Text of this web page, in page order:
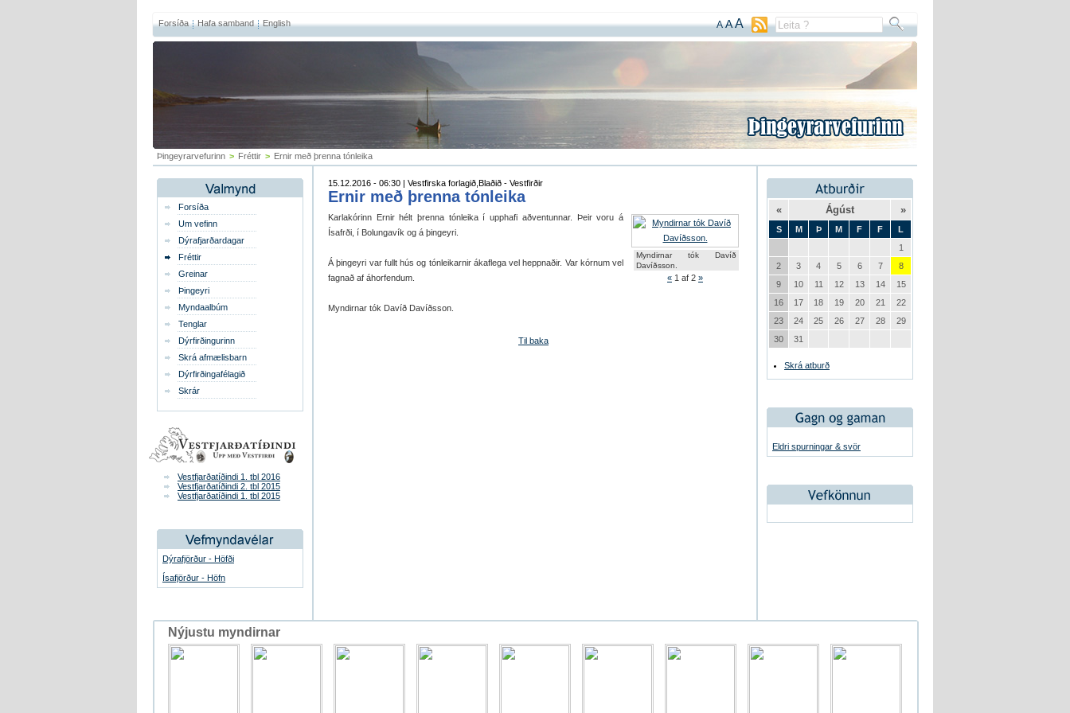
Forsíða Hafa samband English A AA
Þingeyrarvefurinn > Fréttir > Ernir með þrenna tónleika
Forsíða
Um vefinn
Dýrafjarðardagar
Fréttir
Greinar
Þingeyri
Myndaalbúm
Tenglar
Dýrfirðingurinn
Skrá afmælisbarn
Dýrfirðingafélagið
Skrár
Vestfjarðatíðindi 1. tbl 2016
Vestfjarðatíðindi 2. tbl 2015
Vestfjarðatíðindi 1. tbl 2015
Dýrafjörður - Höfði
Ísafjörður - Höfn
15.12.2016 - 06:30 | Vestfirska forlagið,Blaðið - Vestfirðir
Ernir með þrenna tónleika
Myndirnar tók Davíð
Davíðsson.
« 1 af 2 »
Karlakórinn Ernir hélt þrenna tónleika í upphafi aðventunnar. Þeir voru á
Ísafrði, í Bolungavík og á þingeyri.
Á þingeyri var fullt hús og tónleikarnir ákaflega vel heppnaðir. Var kórnum vel
fagnað af áhorfendum.
Myndirnar tók Davíð Davíðsson.
Til baka
« Ágúst »
S M Þ M F F
L
1
2
3 4 5 6 7
8
9
10 11 12 13 14
15
16
17 18 19 20 21
22
23
24 25 26 27 28
29
30
31
Skrá atburð
Eldri spurningar & svör
Nýjustu myndirnar